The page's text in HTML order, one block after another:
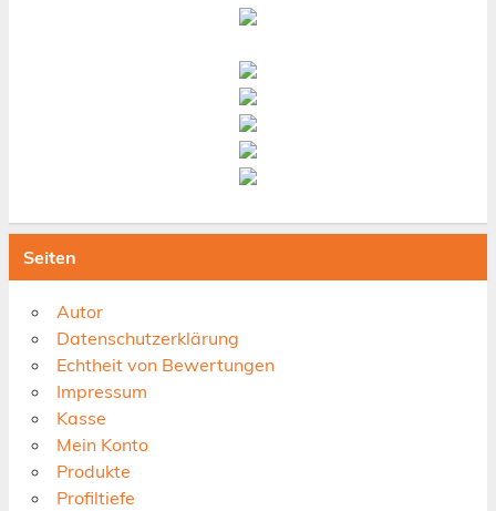
Seiten
Autor
Datenschutzerklärung
Echtheit von Bewertungen
Impressum
Kasse
Mein Konto
Produkte
Profiltiefe